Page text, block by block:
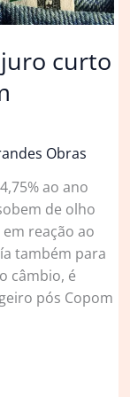
curto
Obras
ao ano
de olho
reação ao
também para
câmbio, é
pós Copom